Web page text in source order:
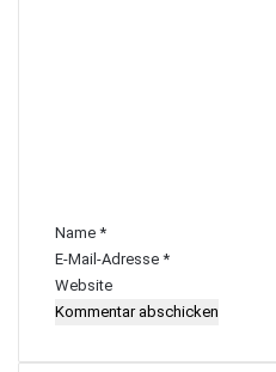
r
*
Name *
E-Mail-Adresse *
Website